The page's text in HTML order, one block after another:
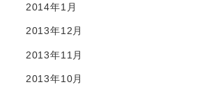
2014年1月
2013年12月
2013年11月
2013年10月